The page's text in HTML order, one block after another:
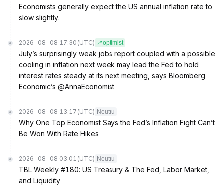
Economists generally expect the US annual inflation rate to
slow slightly.
2026-08-08 17:30 (UTC) optimist
July’s surprisingly weak jobs report coupled with a possible
cooling in inflation next week may lead the Fed to hold
interest rates steady at its next meeting, says Bloomberg
Economic’s @AnnaEconomist
2026-08-08 13:17 (UTC) Neutru
Why One Top Economist Says the Fed’s Inflation Fight Can’t
Be Won With Rate Hikes
2026-08-08 03:01 (UTC) Neutru
TBL Weekly #180: US Treasury & The Fed, Labor Market,
and Liquidity